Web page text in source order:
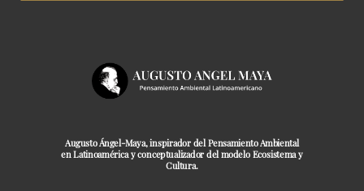
Augusto Ángel-Maya, inspirador del Pensamiento Ambiental
en Latinoamérica y conceptualizador del modelo Ecosistema y
Cultura.